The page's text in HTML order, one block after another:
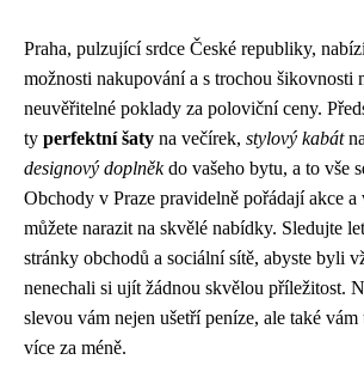
Praha, pulzující srdce České republiky,
možnosti nakupování a s trochou šikovnosti
neuvěřitelné poklady za poloviční ceny.
ty perfektní šaty na večírek, stylový kabát
designový doplněkdo vašeho bytu, a to vše
Obchody v Praze pravidelně pořádají akce a
můžete narazit na skvělé nabídky. Sledujte
stránky obchodů a sociální sítě, abyste byli
nenechali si ujít žádnou skvělou příležitost.
slevou vám nejen ušetří peníze, ale také
více za méně.